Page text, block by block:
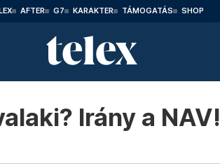
AFTER G7 KARAKTER TÁMOGATÁS SHOP
Irány a NAV!